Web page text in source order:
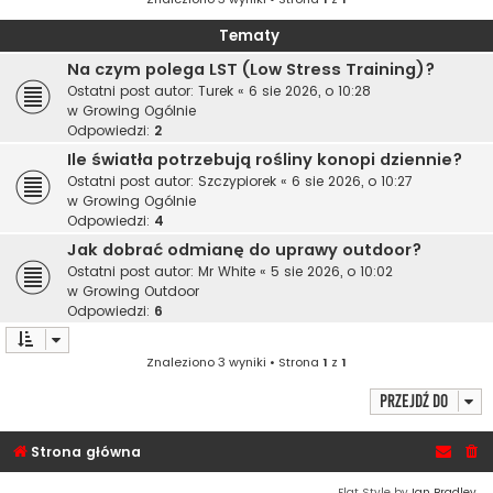
Tematy
Na czym polega LST (Low Stress Training)?
Ostatni post autor: Turek « 6 sie 2026, o 10:28
w Growing Ogólnie
Odpowiedzi: 2
Ile światła potrzebują rośliny konopi dziennie?
Ostatni post autor: Szczypiorek « 6 sie 2026, o 10:27
w Growing Ogólnie
Odpowiedzi: 4
Jak dobrać odmianę do uprawy outdoor?
Ostatni post autor: Mr White « 5 sie 2026, o 10:02
w Growing Outdoor
Odpowiedzi: 6
Znaleziono 3 wyniki • Strona 1 z 1
Przejdź do
Strona główna